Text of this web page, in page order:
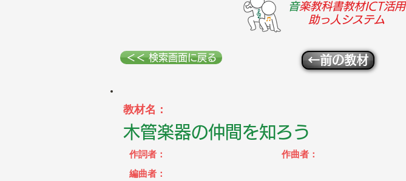
​音楽教科書教材ICT活用
助っ人システム
＜＜ 検索画面に戻る ←前の教材
教材名：
木管楽器の仲間を知ろう
作詞者：
作曲者：
編曲者：